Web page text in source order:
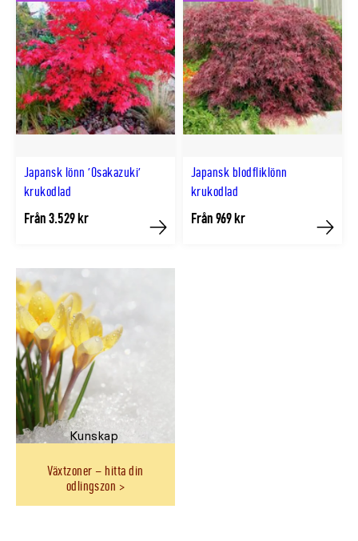
Japansk lönn 'Osakazuki'
krukodlad
Från 3.529 kr
Köp
Japansk blodfliklönn
krukodlad
Från 969 kr
Köp
Kunskap
Växtzoner – hitta din
odlingszon